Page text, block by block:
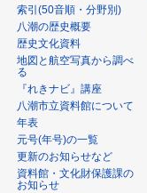
索引(50音順・分野別)
八潮の歴史概要
歴史文化資料
地図と航空写真から調べ
る
『れきナビ』講座
八潮市立資料館について
年表
元号(年号)の一覧
更新のお知らせなど
資料館・文化財保護課の
お知らせ